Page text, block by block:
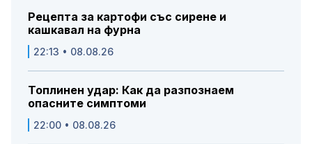
Рецепта за картофи със сирене и
кашкавал на фурна
22:13 • 08.08.26
Топлинен удар: Как да разпознаем
опасните симптоми
22:00 • 08.08.26